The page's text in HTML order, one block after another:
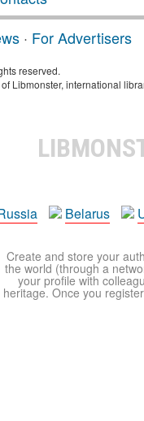
· For Advertisers
reserved.
Libmonster, international
Belarus
Create and store your
the world (through a
your profile with
heritage. Once you